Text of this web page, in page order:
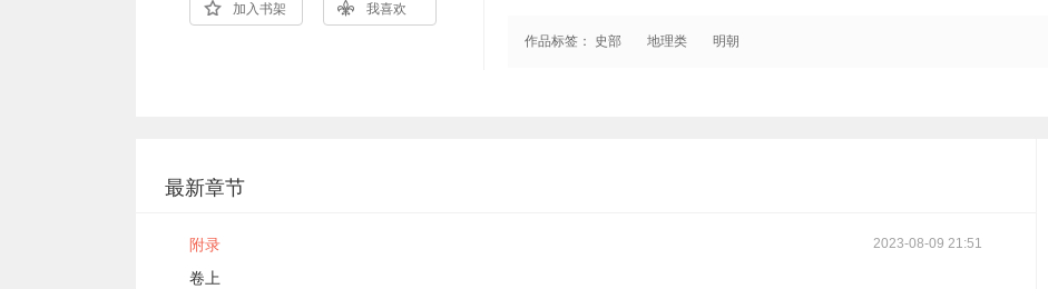
加入书架 我喜欢
作品标签： 史部 地理类 明朝
最新章节
附录 2023-08-09 21:51
卷上